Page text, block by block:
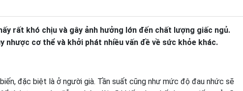
rất khó chịu và gây ảnh hưởng lớn đến chất lượng giấc ngủ.
nhược cơ thể và khởi phát nhiều vấn đề về sức khỏe khác.
đặc biệt là ở người già. Tần suất cũng như mức độ đau nhức sẽ